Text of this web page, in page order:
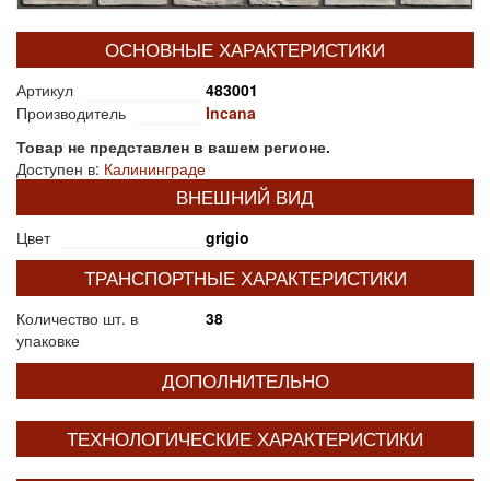
ОСНОВНЫЕ ХАРАКТЕРИСТИКИ
Артикул
483001
Производитель
Incana
Товар не представлен в вашем регионе.
Доступен в: Калининграде
ВНЕШНИЙ ВИД
Цвет grigio
ТРАНСПОРТНЫЕ ХАРАКТЕРИСТИКИ
Количество шт. в
упаковке
38
ДОПОЛНИТЕЛЬНО
ТЕХНОЛОГИЧЕСКИЕ ХАРАКТЕРИСТИКИ